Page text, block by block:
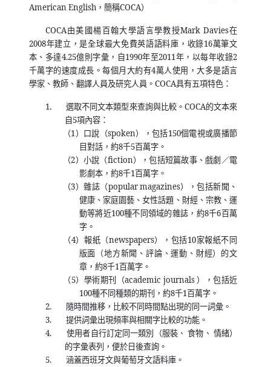
American English ，簡稱COCA）
COCA由美國楊百翰大學語言學教授Mark Davies在
2008年建立，是全球最大免費英語語料庫，收錄16萬筆文
本、多達4.25億則字彙，自1990年至2011年，以每年收錄2
千萬字的速度成長。每個月大約有4萬人使用，大多是語言
學家、教師、翻譯人員及研究人員。 COCA具有五項特色：
1. 選取不同文本類型來查詢與比較。 COCA的文本來
自5項內容：
（1）口說（spoken），包括150個電視或廣播節
目對話，約8千5百萬字。
（2）小說（fiction），包括短篇故事、戲劇／電
影劇本，約8千1百萬字。
（3）雜誌（popular magazines），包括新聞、
健康、家庭園藝、女性話題、財經、宗教、運
動等將近100種不同領域的雜誌，約8千6百萬
字。
（4）報紙（newspapers），包括10家報紙不同
版面（地方新聞、評論、運動、財經）的文
章，約8千1百萬字。
（5）學術期刊（academic journals），包括近
100種不同種類的期刊，約8千1百萬字。
2.
隨時間推移，比較不同時間點出現的同一詞彙。
3.
提供詞彙出現頻率與相關字比較的功能。
4.
使用者自行訂定同一類別（服裝、 食物、 情緒）
的字彙表列，便於日後查詢。
5.
涵蓋西班牙文與葡萄牙文語料庫。